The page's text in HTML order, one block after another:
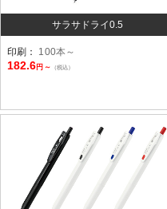
サラサドライ0.5
印刷： 100本～
182.6 円～ （税込）